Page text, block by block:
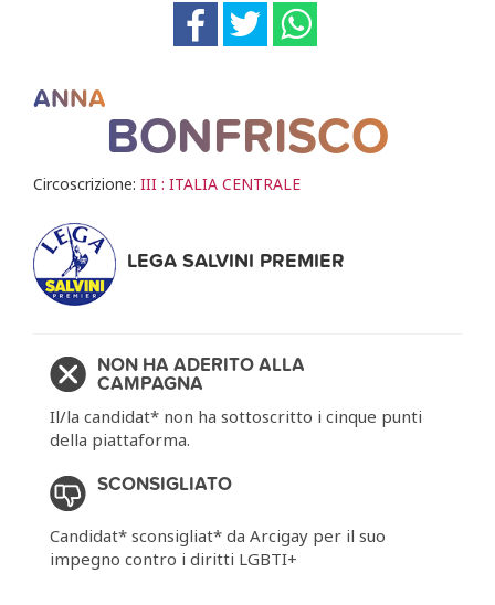
ANNA
BONFRISCO
Circoscrizione: III : ITALIA CENTRALE
LEGA SALVINI PREMIER
NON HA ADERITO ALLA
CAMPAGNA
Il/la candidat* non ha sottoscritto i cinque punti
della piattaforma.
SCONSIGLIATO
Candidat* sconsigliat* da Arcigay per il suo
impegno contro i diritti LGBTI+